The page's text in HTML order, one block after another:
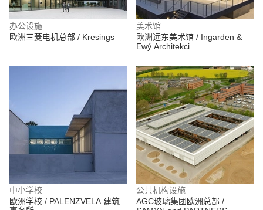
办公设施
欧洲三菱电机总部 / Kresings
美术馆
欧洲远东美术馆 / Ingarden &
Ewý Architekci
中小学校
欧洲学校 / PALENZVELA 建筑
公共机构设施
AGC玻璃集团欧洲总部 /